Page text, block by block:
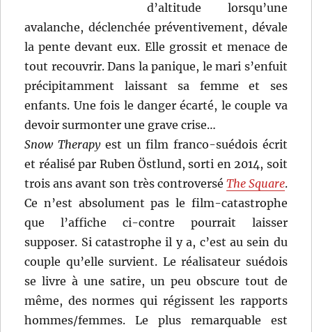
d’altitude lorsqu’une
avalanche, déclenchée préventivement, dévale
la pente devant eux. Elle grossit et menace de
tout recouvrir. Dans la panique, le mari s’enfuit
précipitamment laissant sa femme et ses
enfants. Une fois le danger écarté, le couple va
devoir surmonter une grave crise…
Snow Therapyest un film franco-suédois écrit
et réalisé par Ruben Östlund, sorti en 2014, soit
trois ans avant son très controversé The Square.
Ce n’est absolument pas le film-catastrophe
que l’affiche ci-contre pourrait laisser
supposer. Si catastrophe il y a, c’est au sein du
couple qu’elle survient. Le réalisateur suédois
se livre à une satire, un peu obscure tout de
même, des normes qui régissent les rapports
hommes/femmes. Le plus remarquable est